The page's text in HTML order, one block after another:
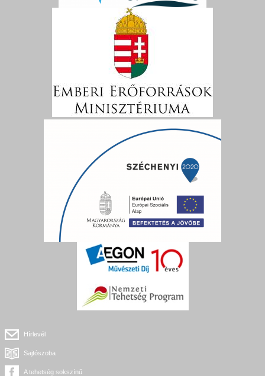
Hírlevél
Sajtószoba
A tehetség sokszínű